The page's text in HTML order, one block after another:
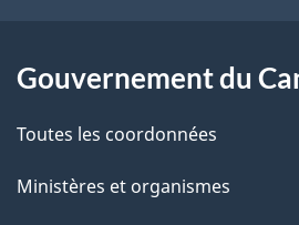
l
a
Gouvernement du
Toutes les coordonnées
Ministères et organismes